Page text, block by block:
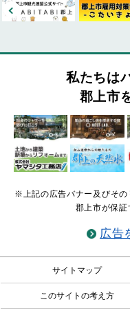
私たちは
郡上市
※上記の広告バナー及びその
郡上市が保証
広告
サイトマップ
このサイトの考え方